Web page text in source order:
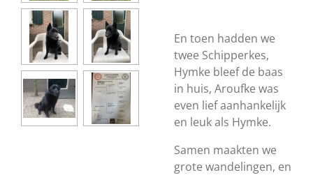
En toen hadden we
twee Schipperkes,
Hymke bleef de baas
in huis, Aroufke was
even lief aanhankelijk
en leuk als Hymke.
Samen maakten we
grote wandelingen, en